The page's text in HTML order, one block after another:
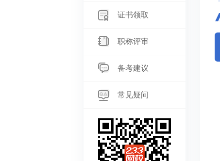
证书领取
职称评审
备考建议
常见疑问